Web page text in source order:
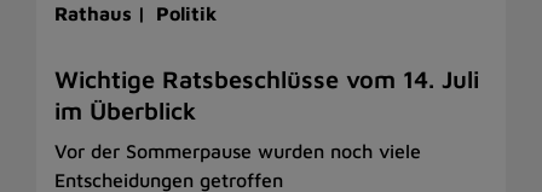
Rathaus | Politik
Wichtige Ratsbeschlüsse vom 14. Juli
im Überblick
Vor der Sommerpause wurden noch viele
Entscheidungen getroffen